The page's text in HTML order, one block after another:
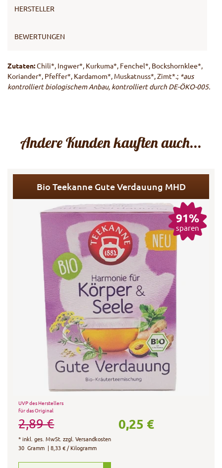
HERSTELLER
BEWERTUNGEN
Zutaten:Chili*, Ingwer*, Kurkuma*, Fenchel*, Bockshornklee*,
Koriander*, Pfeffer*, Kardamom*, Muskatnuss*, Zimt*.; *aus
kontrolliert biologischem Anbau, kontrolliert durch DE-ÖKO-005.
Andere Kunden kauften auch...
Bio Teekanne Gute Verdauung MHD
91%
sparen
UVP des Herstellers
für das Original
2,89 € 0,25 €
*inkl. ges. MwSt. zzgl.Versandkosten
30 Gramm | 8,33 € / Kilogramm